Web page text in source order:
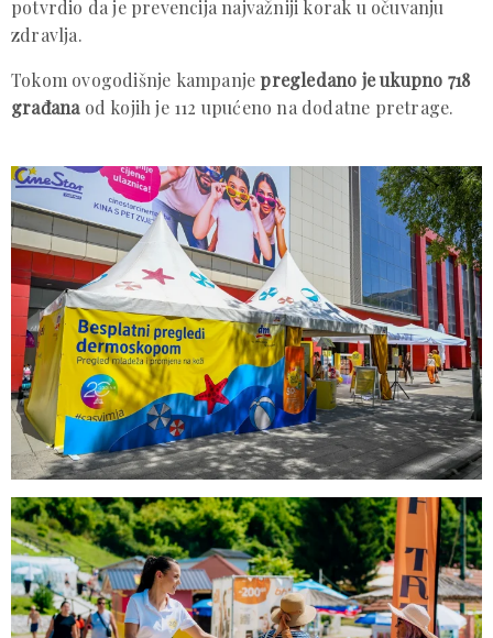
potvrdio da je prevencija najvažniji korak u očuvanju
zdravlja.
Tokom ovogodišnje kampanjepregledano je ukupno 718
građanaod kojih je 112 upućeno na dodatne pretrage.